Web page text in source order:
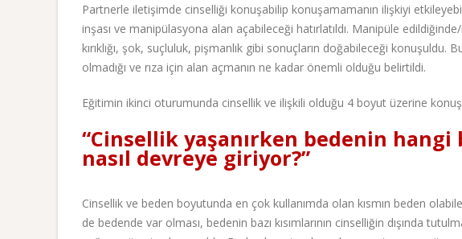
Partnerle iletişimde cinselliği konuşabilip konuşamamanın ilişkiyi
inşası ve manipülasyona alan açabileceği hatırlatıldı. Manipüle
kırıklığı, şok, suçluluk, pişmanlık gibi sonuçların doğabileceği
olmadığı ve rıza için alan açmanın ne kadar önemli olduğu belirtildi.
Eğitimin ikinci oturumunda cinsellik ve ilişkili olduğu 4 boyut üzerine
“Cinsellik yaşanırken bedenin hangi
nasıl devreye giriyor?”
Cinsellik ve beden boyutunda en çok kullanımda olan kısmın beden
de bedende var olması, bedenin bazı kısımlarının cinselliğin dışında